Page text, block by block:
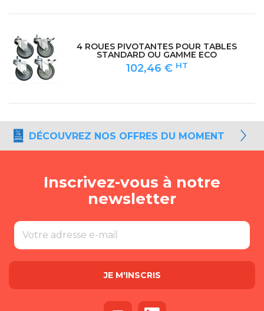
4 ROUES PIVOTANTES POUR TABLES
STANDARD OU GAMME ECO
102,46 € HT
DÉCOUVREZ NOS OFFRES DU MOMENT
Inscrivez-vous à notre
newsletter